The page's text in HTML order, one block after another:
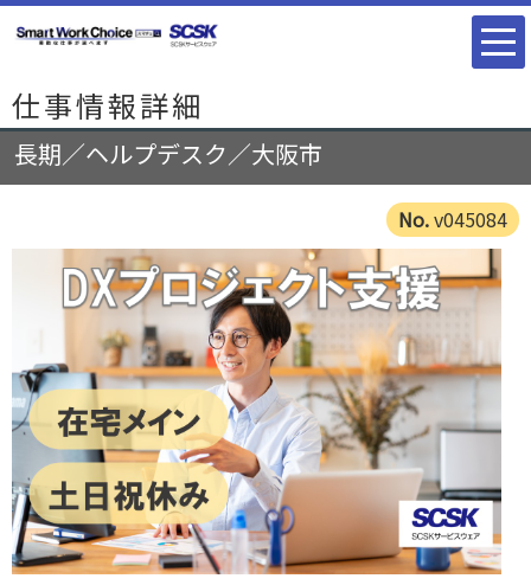
仕事情報詳細
長期／ヘルプデスク／大阪市
v045084